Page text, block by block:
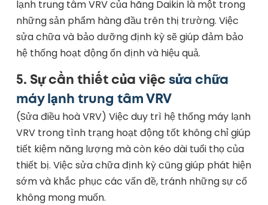
lạnh trung tâm VRV của hãng Daikin là một trong
những sản phẩm hàng đầu trên thị trường. Việc
sửa chữa và bảo dưỡng định kỳ sẽ giúp đảm bảo
hệ thống hoạt động ổn định và hiệu quả.
5. Sự cần thiết của việc sửa chữa
máy lạnh trung tâm VRV
(Sửa điều hoà VRV) Việc duy trì hệ thống máy lạnh
VRV trong tình trạng hoạt động tốt không chỉ giúp
tiết kiệm năng lượng mà còn kéo dài tuổi thọ của
thiết bị. Việc sửa chữa định kỳ cũng giúp phát hiện
sớm và khắc phục các vấn đề, tránh những sự cố
không mong muốn.